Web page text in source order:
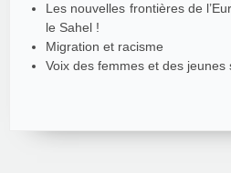
Les nouvelles frontières de l’Europe, un nouveau
le Sahel !
Migration et racisme
Voix des femmes et des jeunes